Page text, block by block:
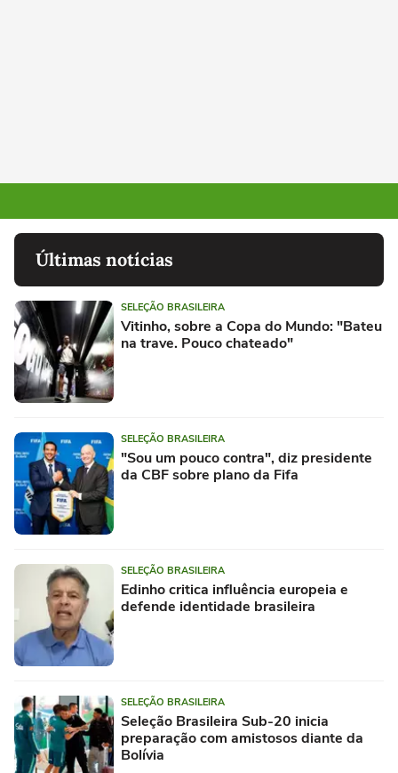
Últimas notícias
SELEÇÃO BRASILEIRA
Vitinho, sobre a Copa do Mundo: "Bateu
na trave. Pouco chateado"
SELEÇÃO BRASILEIRA
"Sou um pouco contra", diz presidente
da CBF sobre plano da Fifa
SELEÇÃO BRASILEIRA
Edinho critica influência europeia e
defende identidade brasileira
SELEÇÃO BRASILEIRA
Seleção Brasileira Sub-20 inicia
preparação com amistosos diante da
Bolívia